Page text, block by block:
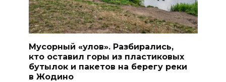
Мусорный «улов». Разбирались,
кто оставил горы из пластиковых
бутылок и пакетов на берегу реки
в Жодино